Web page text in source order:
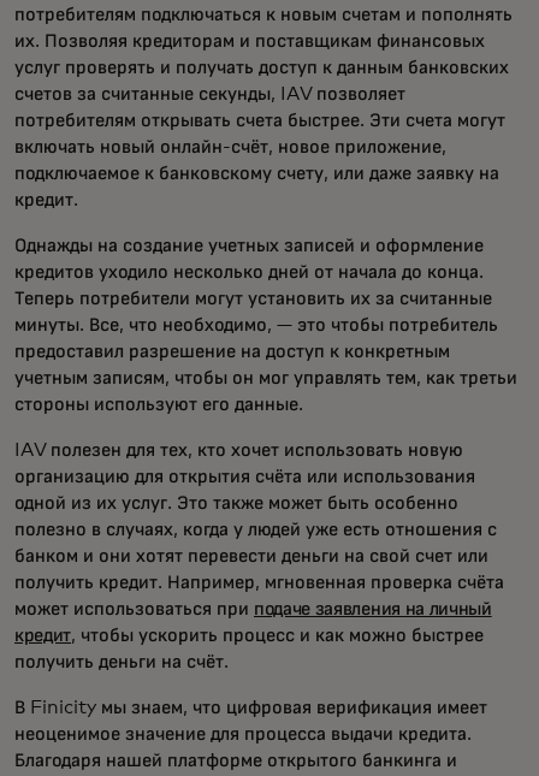
потребителям подключаться к новым счетам и пополнять
их. Позволяя кредиторам и поставщикам финансовых
услуг проверять и получать доступ к данным банковских
счетов за считанные секунды, IAV позволяет
потребителям открывать счета быстрее. Эти счета могут
включать новый онлайн-счёт, новое приложение,
подключаемое к банковскому счету, или даже заявку на
кредит.
Однажды на создание учетных записей и оформление
кредитов уходило несколько дней от начала до конца.
Теперь потребители могут установить их за считанные
минуты. Все, что необходимо, — это чтобы потребитель
предоставил разрешение на доступ к конкретным
учетным записям, чтобы он мог управлять тем, как третьи
стороны используют его данные.
IAV полезен для тех, кто хочет использовать новую
организацию для открытия счёта или использования
одной из их услуг. Это также может быть особенно
полезно в случаях, когда у людей уже есть отношения с
банком и они хотят перевести деньги на свой счет или
получить кредит. Например, мгновенная проверка счёта
может использоваться при подаче заявления на личный
кредит, чтобы ускорить процесс и как можно быстрее
получить деньги на счёт.
В Finicity мы знаем, что цифровая верификация имеет
неоценимое значение для процесса выдачи кредита.
Благодаря нашей платформе открытого банкинга и